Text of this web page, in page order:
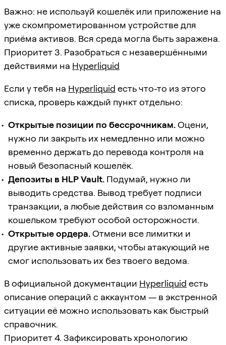
Важно: не используй кошелёк или приложение на
уже скомпрометированном устройстве для
приёма активов. Вся среда могла быть заражена.
Приоритет 3. Разобраться с незавершёнными
действиями на Hyperliquid
Если у тебя на Hyperliquid есть что-то из этого
списка, проверь каждый пункт отдельно:
Открытые позиции по бессрочникам.Оцени,
нужно ли закрыть их немедленно или можно
временно держать до перевода контроля на
новый безопасный кошелёк.
Депозиты в HLP Vault. Подумай, нужно ли
выводить средства. Вывод требует подписи
транзакции, а любые действия со взломанным
кошельком требуют особой осторожности.
Открытые ордера.Отмени все лимитки и
другие активные заявки, чтобы атакующий не
смог использовать их без твоего ведома.
В официальной документации Hyperliquid есть
описание операций с аккаунтом — в экстренной
ситуации её можно использовать как быстрый
справочник.
Приоритет 4. Зафиксировать хронологию